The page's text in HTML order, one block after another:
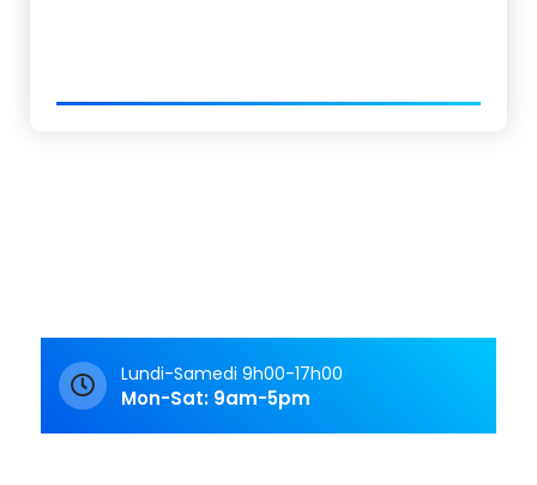
Lundi-Samedi 9h00-17h00
Mon-Sat: 9am-5pm